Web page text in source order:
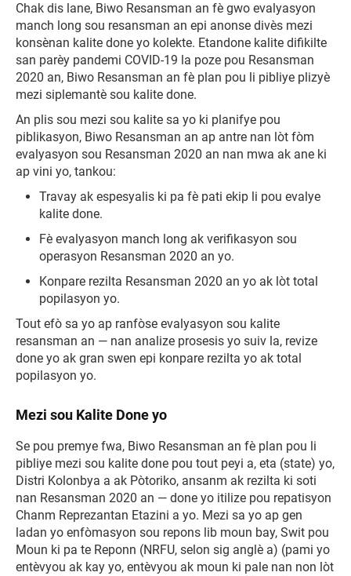
Chak dis lane, Biwo Resansman an fè gwo evalyasyon
manch long sou resansman an epi anonse divès mezi
konsènan kalite done yo kolekte. Etandone kalite difikilte
san parèy pandemi COVID-19 la poze pou Resansman
2020 an, Biwo Resansman an fè plan pou li pibliye plizyè
mezi siplemantè sou kalite done.
An plis sou mezi sou kalite sa yo ki planifye pou
piblikasyon, Biwo Resansman an ap antre nan lòt fòm
evalyasyon sou Resansman 2020 an nan mwa ak ane ki
ap vini yo, tankou:
Travay ak espesyalis ki pa fè pati ekip li pou evalye
kalite done.
Fè evalyasyon manch long ak verifikasyon sou
operasyon Resansman 2020 an yo.
Konpare rezilta Resansman 2020 an yo ak lòt total
popilasyon yo.
Tout efò sa yo ap ranfòse evalyasyon sou kalite
resansman an — nan analize prosesis yo suiv la, revize
done yo ak gran swen epi konpare rezilta yo ak total
popilasyon yo.
Mezi sou Kalite Done yo
Se pou premye fwa, Biwo Resansman an fè plan pou li
pibliye mezi sou kalite done pou tout peyi a, eta (state) yo,
Distri Kolonbya a ak Pòtoriko, ansanm ak rezilta ki soti
nan Resansman 2020 an — done yo itilize pou repatisyon
Chanm Reprezantan Etazini a yo. Mezi sa yo ap gen
ladan yo enfòmasyon sou repons lib moun bay, Swit pou
Moun ki pa te Reponn (NRFU, selon sig anglè a) (pami yo
entèvyou ak kay yo, entèvyou ak moun ki pale nan non lòt